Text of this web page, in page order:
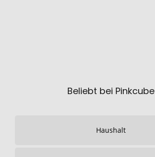
Beliebt bei Pinkcube
Haushalt